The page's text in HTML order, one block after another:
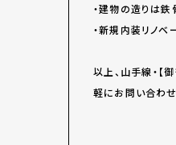
・建物の造りは鉄
・新規内装リノベ
以上、山手線・【
軽にお問い合わせ